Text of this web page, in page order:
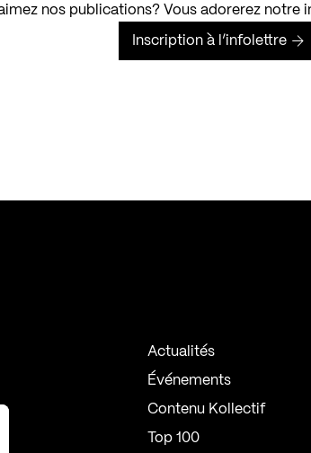
nos publications? Vous adorerez notre
Inscription à l’infolettre
Actualités
Événements
Contenu Kollectif
Top 100